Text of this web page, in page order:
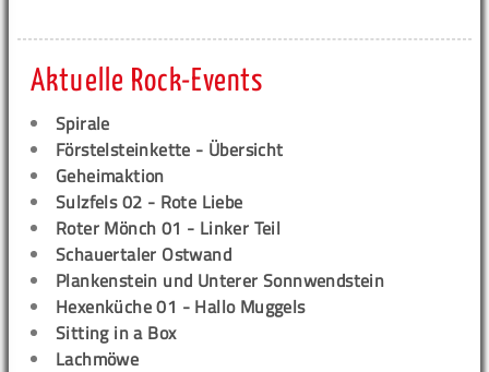
Aktuelle Rock-Events
Spirale
Förstelsteinkette - Übersicht
Geheimaktion
Sulzfels 02 - Rote Liebe
Roter Mönch 01 - Linker Teil
Schauertaler Ostwand
Plankenstein und Unterer Sonnwendstein
Hexenküche 01 - Hallo Muggels
Sitting in a Box
Lachmöwe